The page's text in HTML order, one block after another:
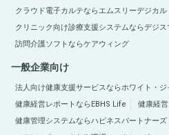
クラウド電子カルテならエムスリーデジカル
クリニック向け診療支援システムならデジス
訪問介護ソフトならケアウィング
一般企業向け
法人向け健康支援サービスならホワイト・
健康経営レポートならEBHS Life
健康経
健康管理システムならハピネスパートナーズ